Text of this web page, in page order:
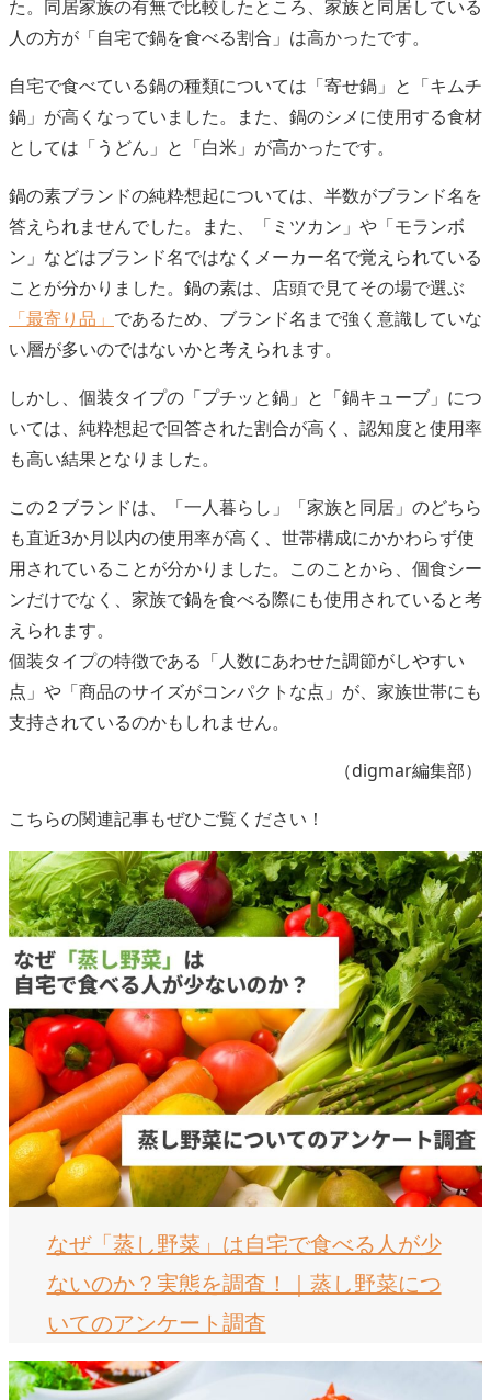
た。同居家族の有無で比較したところ、家族と同居している
人の方が「自宅で鍋を食べる割合」は高かったです。
自宅で食べている鍋の種類については「寄せ鍋」と「キムチ
鍋」が高くなっていました。また、鍋のシメに使用する食材
としては「うどん」と「白米」が高かったです。
鍋の素ブランドの純粋想起については、半数がブランド名を
答えられませんでした。また、「ミツカン」や「モランボ
ン」などはブランド名ではなくメーカー名で覚えられている
ことが分かりました。鍋の素は、店頭で見てその場で選ぶ
「最寄り品」 であるため、ブランド名まで強く意識していな
い層が多いのではないかと考えられます。
しかし、個装タイプの「プチッと鍋」と「鍋キューブ」につ
いては、純粋想起で回答された割合が高く、認知度と使用率
も高い結果となりました。
この２ブランドは、「一人暮らし」「家族と同居」のどちら
も直近3か月以内の使用率が高く、世帯構成にかかわらず使
用されていることが分かりました。このことから、個食シー
ンだけでなく、家族で鍋を食べる際にも使用されていると考
えられます。
個装タイプの特徴である「人数にあわせた調節がしやすい
点」や「商品のサイズがコンパクトな点」が、家族世帯にも
支持されているのかもしれません。
（digmar編集部）
こちらの関連記事もぜひご覧ください！
なぜ「蒸し野菜」は自宅で食べる人が少
ないのか？実態を調査！｜蒸し野菜につ
いてのアンケート調査